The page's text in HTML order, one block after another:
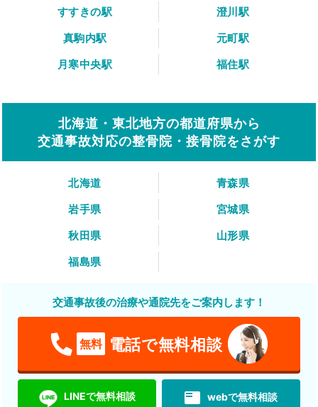
すすきの駅
澄川駅
真駒内駅
元町駅
月寒中央駅
福住駅
北海道・東北地方の都道府県から
交通事故対応の整骨院・接骨院をさがす
北海道
青森県
岩手県
宮城県
秋田県
山形県
福島県
交通事故後の治療や通院先をご案内します！
無料 電話で無料相談
LINEで無料相談 featured_play_list webで無料相談